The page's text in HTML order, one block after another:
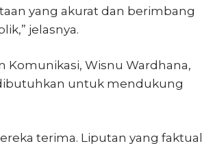
yang akurat dan berimbang
jelasnya.
Komunikasi, Wisnu Wardhana,
untuk mendukung
terima. Liputan yang faktual